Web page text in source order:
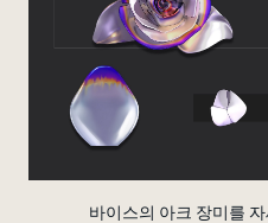
바이스의 아크 장미를